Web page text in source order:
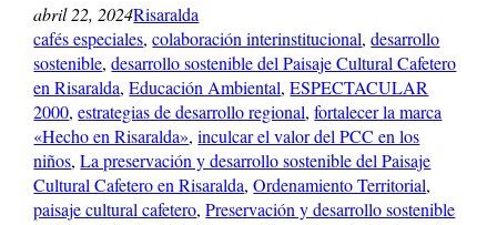
abril 22, 2024Risaralda
cafés especiales, colaboración interinstitucional, desarrollo
sostenible, desarrollo sostenible del Paisaje Cultural Cafetero
en Risaralda, Educación Ambiental, ESPECTACULAR
2000, estrategias de desarrollo regional, fortalecer la marca
«Hecho en Risaralda», inculcar el valor del PCC en los
niños, La preservación y desarrollo sostenible del Paisaje
Cultural Cafetero en Risaralda, Ordenamiento Territorial
paisaje cultural cafetero, Preservación y desarrollo sostenible